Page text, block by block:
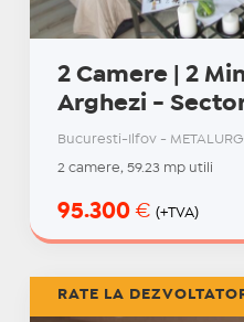
2 Camere | 2
Arghezi -
Bucuresti-Ilfov -
2 camere, 59.23 mp utili
95.300 € (+TVA)
RATE LA